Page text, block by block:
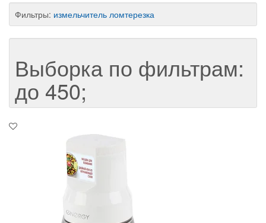
Фильтры: измельчитель ломтерезка
Выборка по фильтрам:
до 450;